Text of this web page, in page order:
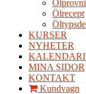
Ölrecept
KURSER
NYHETER
MINA SIDOR
KONTAKT
Kundvagn